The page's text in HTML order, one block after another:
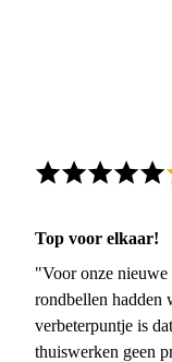
Top voor elkaar!
"Voor onze nieuwe
rondbellen hadden
verbeterpuntje is
thuiswerken geen